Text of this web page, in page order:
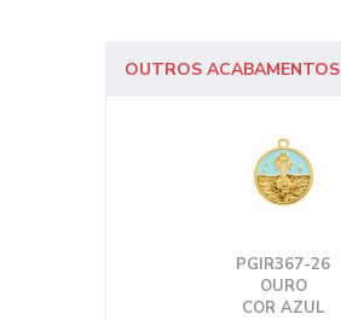
OUTROS ACABAMENTOS
PGIR367-26
OURO
COR AZUL